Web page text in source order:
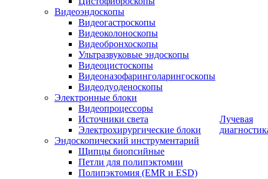
Видеоэндоскопы
Видеогастроскопы
Видеоколоноскопы
Видеобронхоскопы
Ультразвуковые эндоскопы
Видеоцистоскопы
Видеоназофаринголарингоскопы
Видеодуоденоскопы
Электронные блоки
Видеопроцессоры
Источники света
Электрохирургические блоки
Эндоскопический инструментарий
Щипцы биопсийные
Петли для полипэктомии
Полипэктомия (EMR и ESD)
Лучевая